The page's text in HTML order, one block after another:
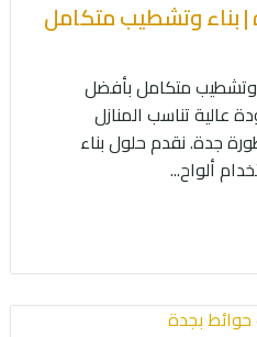
بناء وتشطيب متكامل
وتشطيب متكامل بأفضل
عالية تناسب المنازل
جدة. نقدم حلول بناء
ألواح...